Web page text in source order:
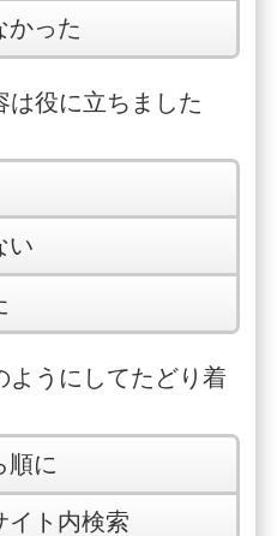
かった
は役に立ちました
い
ようにしてたどり着
順に
イト内検索